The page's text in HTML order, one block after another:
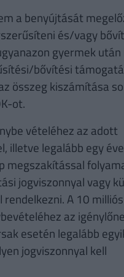
a benyújtását
és/vagy
gyermek után
bővítési
összeg kiszámítása
ot.
vételéhez az adott
illetve legalább egy éve
megszakítással
jogviszonnyal vagy
rendelkezni. A 10 milliós
az
esetén legalább
jogviszonnyal kell